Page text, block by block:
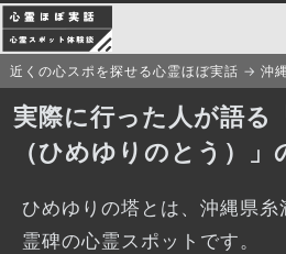
近くの心スポを探せる心霊ほぼ実話 沖
実際に行った人が語る
（ひめゆりのとう）」
ひめゆりの塔とは、沖縄県
霊碑の心霊スポットです。